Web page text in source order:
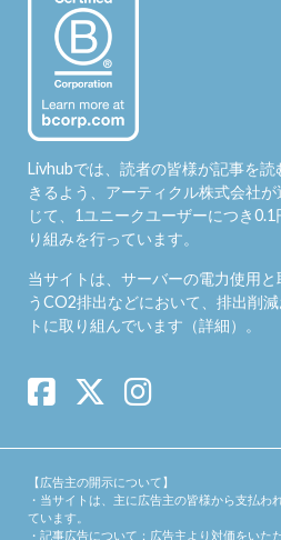
Livhubでは、読者の皆様が記事を
きるよう、アーティクル株式会社が
じて、1ユニークユーザーにつき
り組みを行っています。
当サイトは、サーバーの電力使用
うCO2排出などにおいて、排出削
トに取り組んでいます（詳細）。
【広告主の開示について】
・当サイトは、主に広告主の皆様から支払わ
ています。
・記事広告について：広告主より対価をい